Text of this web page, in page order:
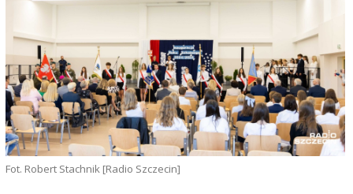
Fot. Robert Stachnik [Radio Szczecin]